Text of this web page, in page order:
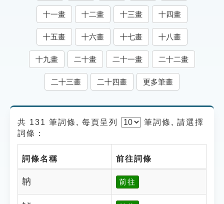
單字索引
生命大百科索引
遊戲專區
貓頭鷹博士
十一畫 十二畫 十三畫 十四畫
十五畫 十六畫 十七畫 十八畫
十九畫 二十畫 二十一畫 二十二畫
二十三畫 二十四畫 更多筆畫
共 131 筆詞條, 每頁呈列 筆詞條, 請選擇
詞條：
詞條名稱 前往詞條
䪏 前往